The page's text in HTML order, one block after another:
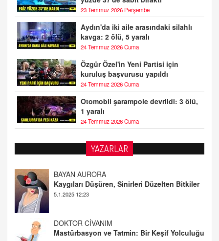
23 Temmuz 2026 Perşembe
Aydın'da iki aile arasındaki silahlı
kavga: 2 ölü, 5 yaralı
24 Temmuz 2026 Cuma
Özgür Özel'in Yeni Partisi için
kuruluş başvurusu yapıldı
24 Temmuz 2026 Cuma
Otomobil şarampole devrildi: 3 ölü,
1 yaralı
24 Temmuz 2026 Cuma
YAZARLAR
BAYAN AURORA
5.1.2025 12:23
13.11.2024 22:51